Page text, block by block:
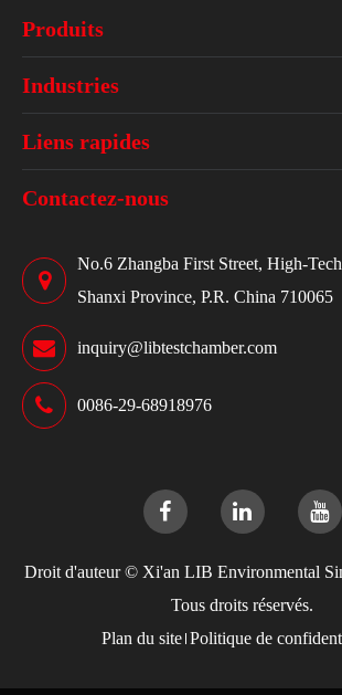
Produits
Industries
Liens rapides
Contactez-nous
No.6 Zhangba First Street, High-
Shanxi Province, P.R. China 710065
inquiry@libtestchamber.com
0086-29-68918976
Droit d'auteur © Xi'an LIB Environmental
Tous droits réservés.
Plan du site Politique de